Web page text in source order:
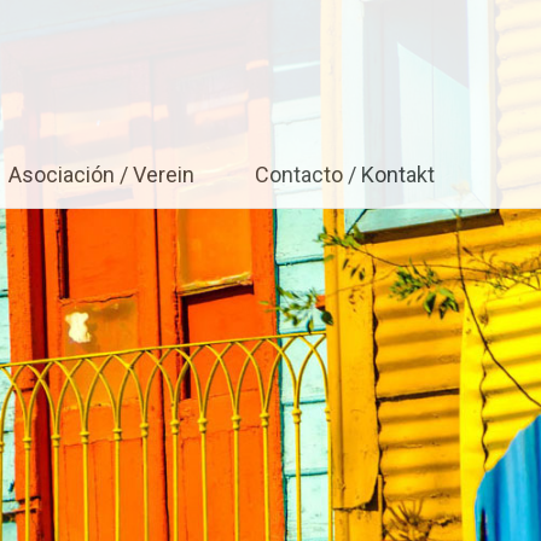
Württemberg e.V.
Asociación / Verein Contacto / Kontakt